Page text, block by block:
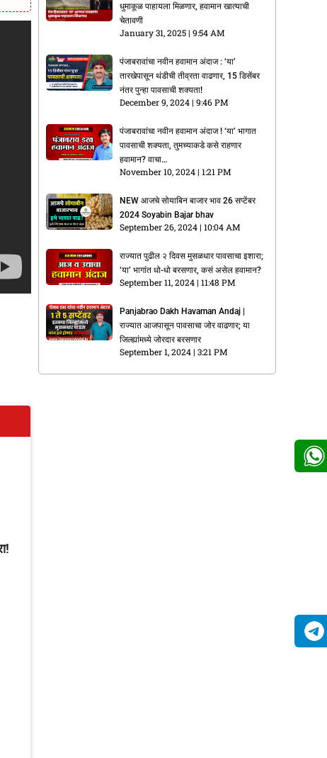
धुमाकूळ पाहायला मिळणार, हवामान खात्याची
चेतावणी
January 31, 2025 9:54 AM
पंजाबरावांचा नवीन हवामान अंदाज : ‘या’
तारखेपासून थंडीची तीव्रता वाढणार, 15 डिसेंबर
नंतर पुन्हा पावसाची शक्यता!
December 9, 2024 9:46 PM
पंजाबरावांचा नवीन हवामान अंदाज ! ‘या’ भागात
पावसाची शक्यता, तुमच्याकडे कसे राहणार
हवामान? वाचा…
November 10, 2024 1:21 PM
NEW आजचे सोयाबिन बाजार भाव 26 सप्टेंबर
2024 Soyabin Bajar bhav
September 26, 2024 10:04 AM
राज्यात पुढील २ दिवस मुसळधार पावसाचा इशारा;
‘या’ भागांत धो-धो बरसणार, कसं असेल हवामान?
September 11, 2024 11:48 PM
Panjabrao Dakh Havaman Andaj |
राज्यात आजपासून पावसाचा जोर वाढणार; या
जिल्ह्यांमध्ये जोरदार बरसणार
September 1, 2024 3:21 PM